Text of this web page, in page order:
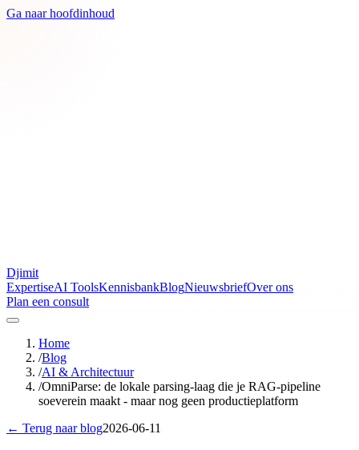
Ga naar hoofdinhoud
Djimit
ExpertiseAI ToolsKennisbankBlogNieuwsbriefOver ons
Plan een consult
Home
/Blog
/AI & Architectuur
/OmniParse: de lokale parsing-laag die je RAG-pipeline
soeverein maakt - maar nog geen productieplatform
← Terug naar blog2026-06-11